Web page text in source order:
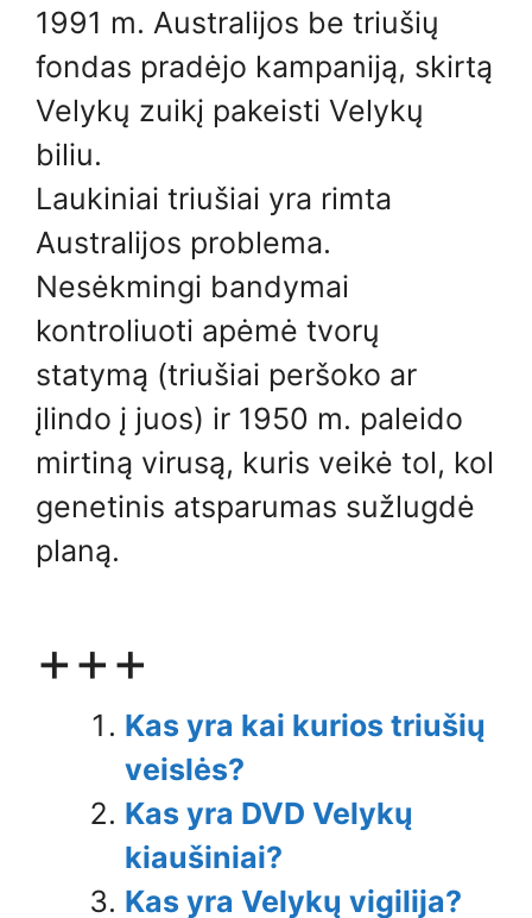
1991 m. Australijos be triušių
fondas pradėjo kampaniją, skirtą
Velykų zuikį pakeisti Velykų
biliu.
Laukiniai triušiai yra rimta
Australijos problema.
Nesėkmingi bandymai
kontroliuoti apėmė tvorų
statymą (triušiai peršoko ar
įlindo į juos) ir 1950 m. paleido
mirtiną virusą, kuris veikė tol, kol
genetinis atsparumas sužlugdė
planą.
+++
Kas yra kai kurios triušių
veislės?
Kas yra DVD Velykų
kiaušiniai?
Kas yra Velykų vigilija?